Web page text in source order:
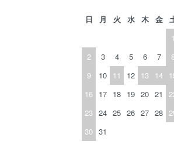
日 月 火 水 木 金
1
2
3 4 5 6 7
9
10 11 12 13 14
16 17 18 19 20 21
23 24 25 26 27 28
30 31